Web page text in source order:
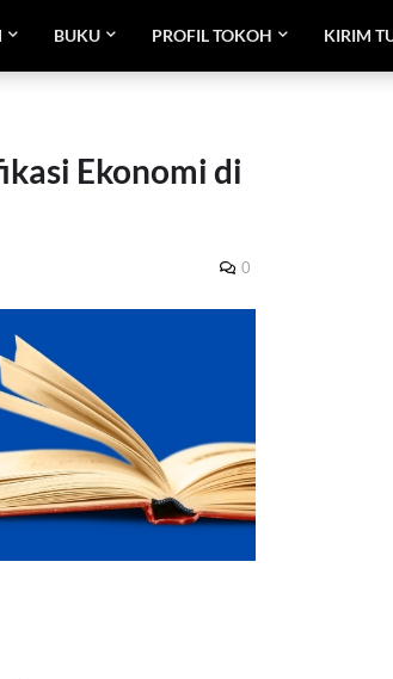
BUKU PROFIL TOKOH KIRIM
Ekonomi di
0